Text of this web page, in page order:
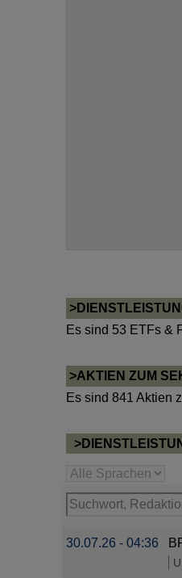
Es sind 53 ETFs &
>AKTIEN ZUM
Es sind 841 Aktien
30.07.26 - 04:36